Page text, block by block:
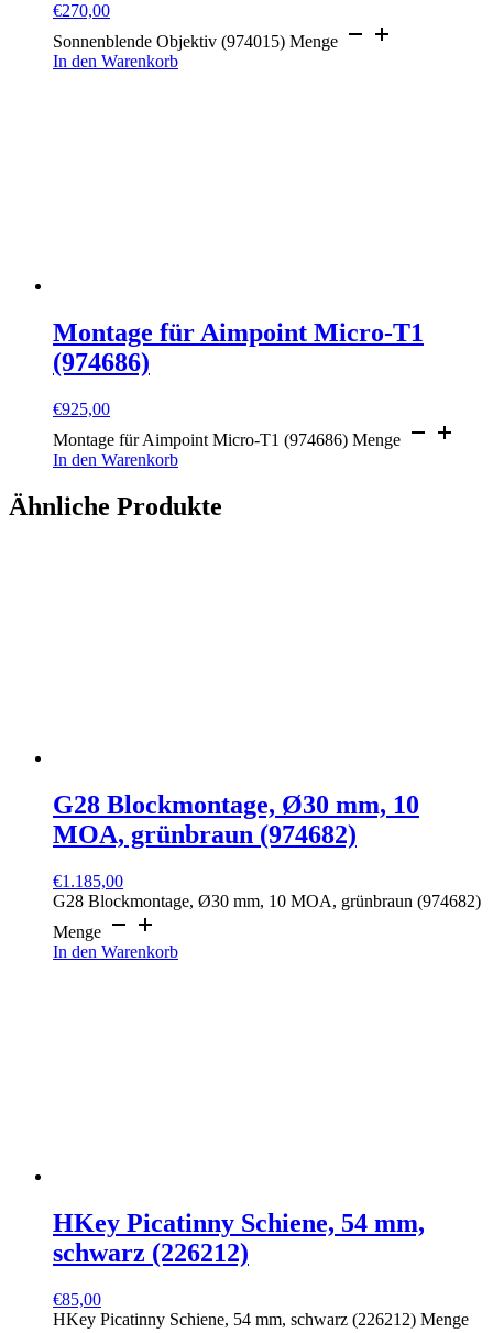
€270,00
Sonnenblende Objektiv (974015) Menge
In den Warenkorb
Montage für Aimpoint Micro-T1
(974686)
€925,00
Montage für Aimpoint Micro-T1 (974686) Menge
In den Warenkorb
Ähnliche Produkte
G28 Blockmontage, Ø30 mm, 10
MOA, grünbraun (974682)
€1.185,00
G28 Blockmontage, Ø30 mm, 10 MOA, grünbraun (974682)
Menge
In den Warenkorb
HKey Picatinny Schiene, 54 mm,
schwarz (226212)
€85,00
HKey Picatinny Schiene, 54 mm, schwarz (226212) Menge